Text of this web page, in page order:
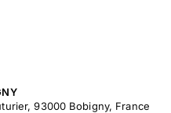
93000 Bobigny, France